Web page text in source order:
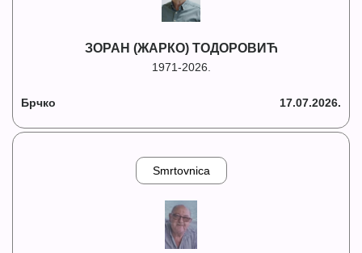
ЗОРАН (ЖАРКО) ТОДОРОВИЋ
1971-2026.
Брчко 17.07.2026.
Smrtovnica